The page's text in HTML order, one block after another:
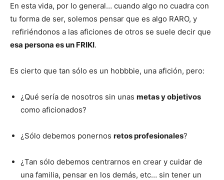
En esta vida, por lo general… cuando algo no cuadra con
tu forma de ser, solemos pensar que es algo RARO, y
refiriéndonos a las aficiones de otros se suele decir que
esa persona es un FRIKI.
Es cierto que tan sólo es un hobbbie, una afición, pero:
¿Qué sería de nosotros sin unas metas y objetivos
como aficionados?
¿Sólo debemos ponernos retos profesionales?
¿Tan sólo debemos centrarnos en crear y cuidar de
una familia, pensar en los demás, etc… sin tener un